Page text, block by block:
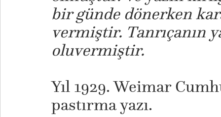
bir günde dönerken
vermiştir. Tanrıçanın
oluvermiştir.
Yıl 1929. Weimar
pastırma yazı.